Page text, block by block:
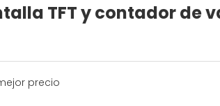
TFT y contador de